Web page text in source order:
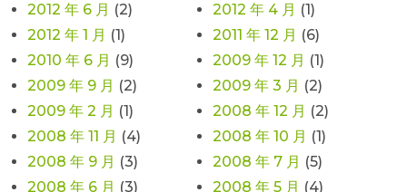
2012 年 6 月 (2) 2012 年 4 月 (1)
2012 年 1 月 (1) 2011 年 12 月 (6)
2010 年 6 月 (9) 2009 年 12 月 (1)
2009 年 9 月 (2) 2009 年 3 月 (2)
2009 年 2 月 (1) 2008 年 12 月 (2)
2008 年 11 月 (4) 2008 年 10 月 (1)
2008 年 9 月 (3) 2008 年 7 月 (5)
2008 年 6 月 (3) 2008 年 5 月 (4)